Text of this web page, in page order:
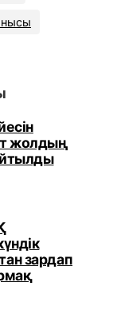
жолдың
зардап